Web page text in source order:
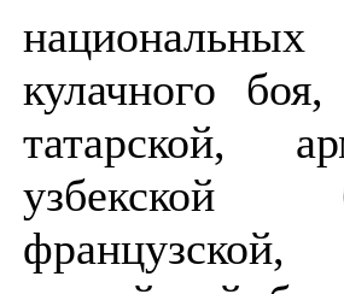
кулачного
татарской,
узбекской
французской,